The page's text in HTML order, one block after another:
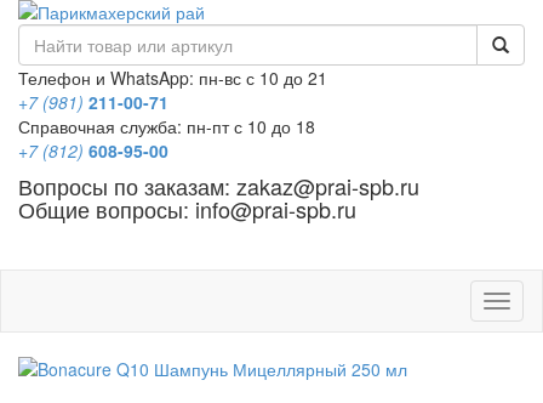
Телефон и WhatsApp: пн-вс с 10 до 21
+7 (981) 211-00-71
Справочная служба: пн-пт с 10 до 18
+7 (812) 608-95-00
Вопросы по заказам: zakaz@prai-spb.ru
Общие вопросы: info@prai-spb.ru